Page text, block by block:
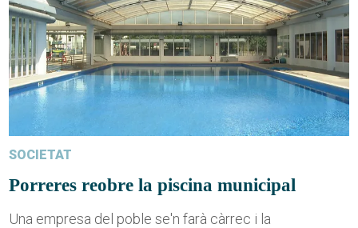
SOCIETAT
Porreres reobre la piscina municipal
Una empresa del poble se'n farà càrrec i la